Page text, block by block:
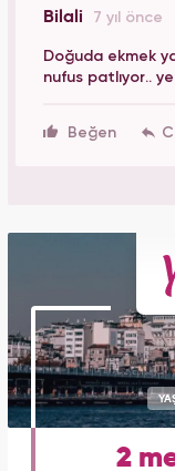
Bilali 7 yıl önce
Doğuda ekmek
nufus patlıyor..
Beğen
2